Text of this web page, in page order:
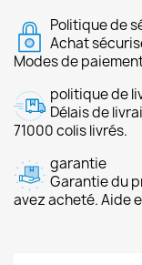
Politique de
Achat
Modes de
politique de
Délais de
71000 colis livrés.
garantie
Garantie du
avez acheté. Aide